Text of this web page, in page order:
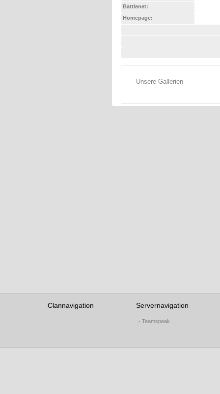
Battlenet:
Homepage:
Unsere Gallerien
Clannavigation Servernavigation
- Teamspeak